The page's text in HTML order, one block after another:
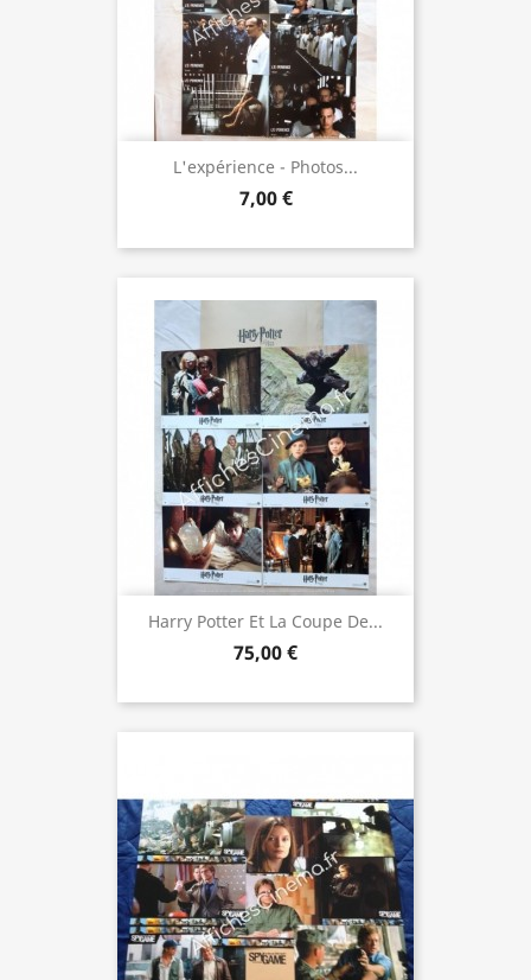
L'expérience - Photos...
7,00 €
Harry Potter Et La Coupe De...
75,00 €